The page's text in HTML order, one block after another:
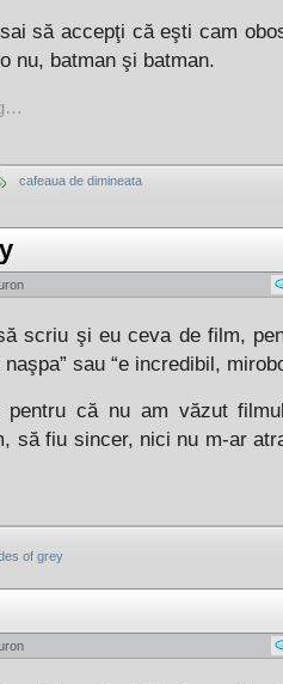
să accepţi că eşti cam
nu, batman şi batman.
cafeaua de dimineata
scriu şi eu ceva de film,
sau “e incredibil,
că nu am văzut
să fiu sincer, nici nu m-ar
of grey